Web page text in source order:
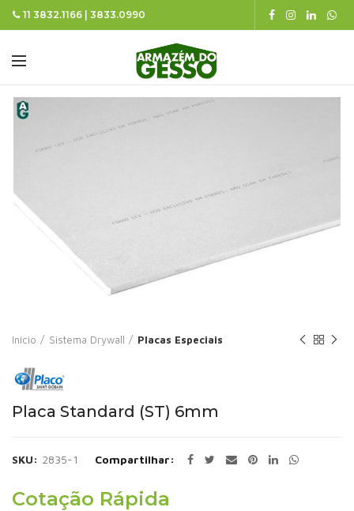
11 3832.1166 | 3833.0990
Início Sistema Drywall Placas Especiais
Placa Standard (ST) 6mm
SKU: 2835-1 Compartilhar
Cotação Rápida